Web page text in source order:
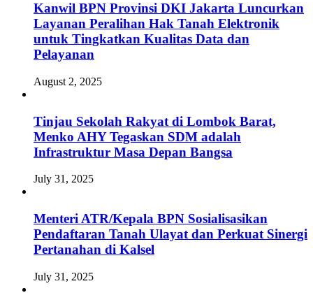
Kanwil BPN Provinsi DKI Jakarta Luncurkan
Layanan Peralihan Hak Tanah Elektronik
untuk Tingkatkan Kualitas Data dan
Pelayanan
August 2, 2025
Tinjau Sekolah Rakyat di Lombok Barat,
Menko AHY Tegaskan SDM adalah
Infrastruktur Masa Depan Bangsa
July 31, 2025
Menteri ATR/Kepala BPN Sosialisasikan
Pendaftaran Tanah Ulayat dan Perkuat Sinergi
Pertanahan di Kalsel
July 31, 2025